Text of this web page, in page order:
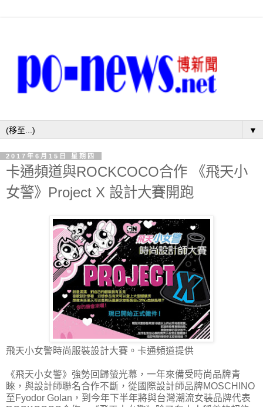
▼
2017年6月15日 星期四
卡通頻道與ROCKCOCO合作 《飛天小
女警》Project X 設計大賽開跑
飛天小女警時尚服裝設計大賽。卡通頻道提供
《飛天小女警》強勢回歸螢光幕，一年來備受時尚品牌青
睞，與設計師聯名合作不斷，從國際設計師品牌MOSCHINO
至Fyodor Golan，到今年下半年將與台灣潮流女裝品牌代表